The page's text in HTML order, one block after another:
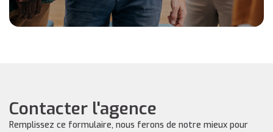
Contacter l'agence
Remplissez ce formulaire, nous ferons de notre mieux pour